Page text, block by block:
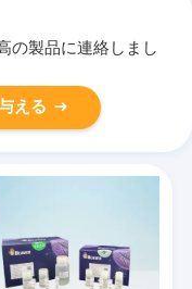
の製品に連絡しまし
える